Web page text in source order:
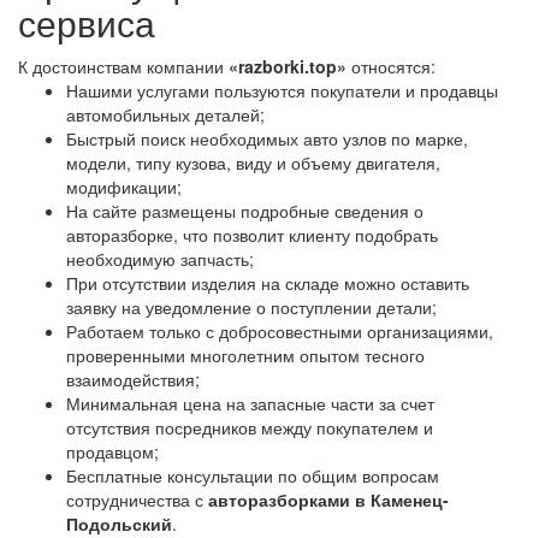
сервиса
К достоинствам компании «razborki.top» относятся:
Нашими услугами пользуются покупатели и продавцы
автомобильных деталей;
Быстрый поиск необходимых авто узлов по марке,
модели, типу кузова, виду и объему двигателя,
модификации;
На сайте размещены подробные сведения о
авторазборке, что позволит клиенту подобрать
необходимую запчасть;
При отсутствии изделия на складе можно оставить
заявку на уведомление о поступлении детали;
Работаем только с добросовестными организациями,
проверенными многолетним опытом тесного
взаимодействия;
Минимальная цена на запасные части за счет
отсутствия посредников между покупателем и
продавцом;
Бесплатные консультации по общим вопросам
сотрудничества с авторазборками в Каменец-
Подольский.